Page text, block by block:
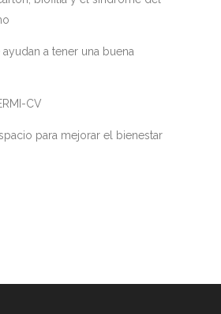
ayudan a tener una buena
CV
para mejorar el bienestar